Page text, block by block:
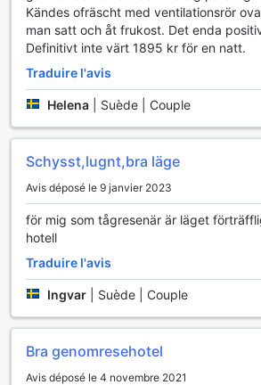
Kändes ofräscht med ventilationsrör
man satt och åt frukost. Det enda
Definitivt inte värt 1895 kr för en natt.
Traduire l'avis
Helena Suède | Couple
Schysst,lugnt,bra läge
Avis déposé le 9 janvier 2023
för mig som tågresenär är läget
hotell
Traduire l'avis
Ingvar Suède | Couple
Bra genomresehotel
Avis déposé le 4 novembre 2021